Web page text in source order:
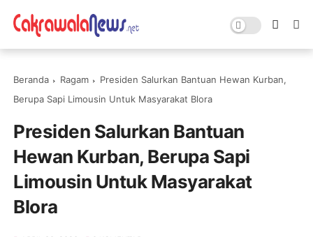
Beranda Ragam
Presiden Salurkan Bantuan Hewan Kurban,
Berupa Sapi Limousin Untuk Masyarakat Blora
Presiden Salurkan Bantuan
Hewan Kurban, Berupa Sapi
Limousin Untuk Masyarakat
Blora